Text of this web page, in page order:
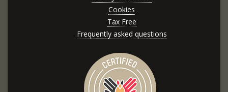
Cookies
Tax Free
Frequently asked questions